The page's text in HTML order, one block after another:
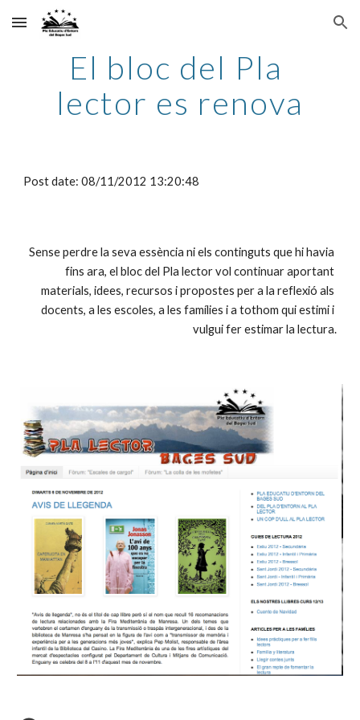
Skip to main content Skip to navigation
El bloc del Pla
lector es renova
Post date: 08/11/2012 13:20:48
Sense perdre la seva essència ni els continguts que hi havia
fins ara, el bloc del Pla lector vol continuar aportant
materials, idees, recursos i propostes per a la reflexió als
docents, a les escoles, a les famílies i a tothom qui estimi i
vulgui fer estimar la lectura.